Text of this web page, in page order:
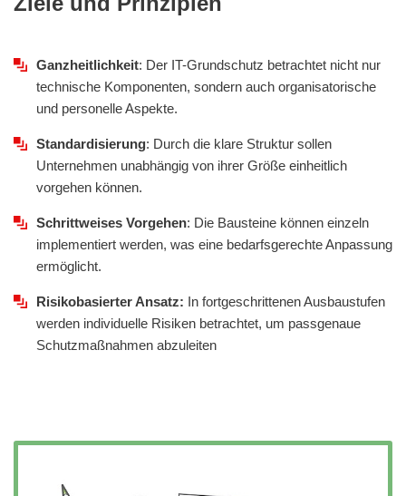
Ganzheitlichkeit: Der IT-Grundschutz betrachtet nicht nur
technische Komponenten, sondern auch organisatorische
und personelle Aspekte.
Standardisierung: Durch die klare Struktur sollen
Unternehmen unabhängig von ihrer Größe einheitlich
vorgehen können.
Schrittweises Vorgehen: Die Bausteine können einzeln
implementiert werden, was eine bedarfsgerechte Anpassung
ermöglicht.
Risikobasierter Ansatz: In fortgeschrittenen Ausbaustufen
werden individuelle Risiken betrachtet, um passgenaue
Schutzmaßnahmen abzuleiten